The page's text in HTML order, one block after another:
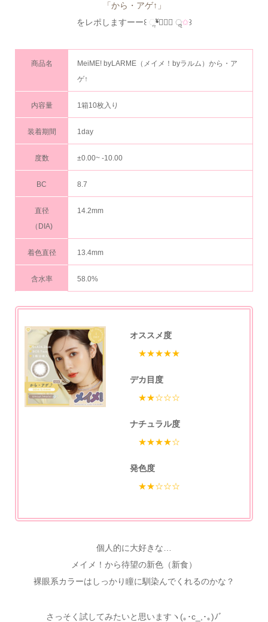
「から・アゲ↑」
をレポしますーー꒰ ૢ❛ั◡❛ั ॢ✩꒱
商品名
MeiME! byLARME（メイメ！byラルム）から・ア
ゲ↑
内容量 1箱10枚入り
装着期間 1day
度数 ±0.00~ -10.00
BC 8.7
直径
（DIA)
14.2mm
着色直径 13.4mm
含水率 58.0%
オススメ度
★★★★★
デカ目度
★★☆☆☆
ナチュラル度
★★★★☆
発色度
★★☆☆☆
個人的に大好きな…
メイメ！から待望の新色（新食）
裸眼系カラーはしっかり瞳に馴染んでくれるのかな？
さっそく試してみたいと思いますヽ(｡･c_,･｡)ﾉﾞ